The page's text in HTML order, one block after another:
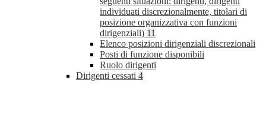
individuati discrezionalmente, titolari di
posizione organizzativa con funzioni
dirigenziali) 11
Elenco posizioni dirigenziali discrezionali
Posti di funzione disponibili
Ruolo dirigenti
Dirigenti cessati 4